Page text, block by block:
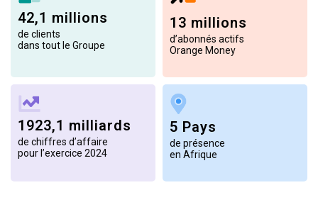
42,1 millions
de clients
dans tout le Groupe
13 millions
d’abonnés actifs
Orange Money
1923,1 milliards
de chiffres d’affaire
pour l’exercice 2024
5 Pays
de présence
en Afrique